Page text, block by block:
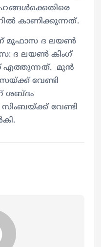
കാണിക്കുന്നത്.
മുഫാസ ദ ലയണ്‍
ദ ലയൺ കിംഗ്
എത്തുന്നത്. മുൻ
വേണ്ടി
ശബ്ദം
വേണ്ടി